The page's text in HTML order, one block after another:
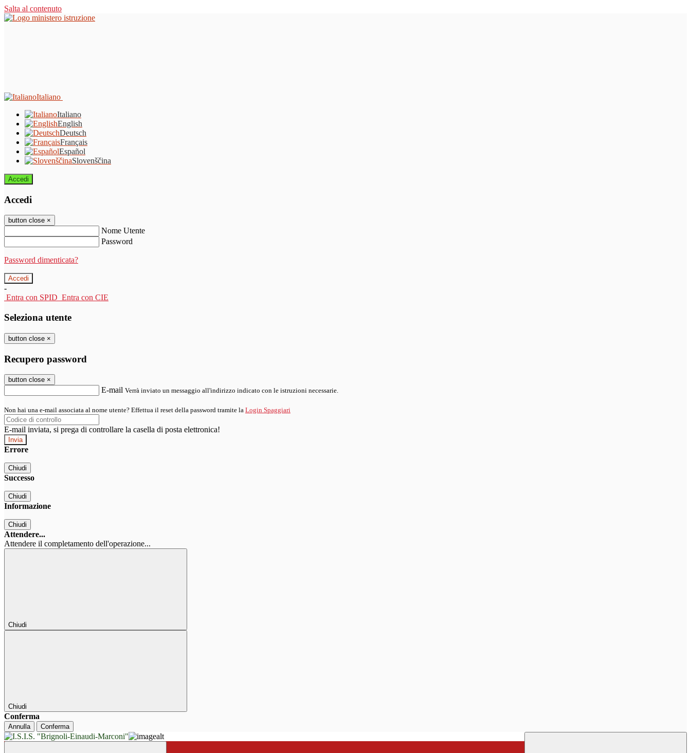
Salta al contenuto
Italiano
Italiano
English
Deutsch
Français
Español
Slovenščina
Accedi
Accedi
button close ×
Nome Utente
Password
Password dimenticata?
-
Entra con SPID Entra con CIE
Seleziona utente
button close ×
Recupero password
button close ×
E-mail Verrà inviato un messaggio all'indirizzo indicato con le istruzioni necessarie.
Non hai una e-mail associata al nome utente? Effettua il reset della password tramite la Login Spaggiari
E-mail inviata, si prega di controllare la casella di posta elettronica!
Errore
Chiudi
Successo
Chiudi
Informazione
Chiudi
Attendere...
Attendere il completamento dell'operazione...
Chiudi
Chiudi
Conferma
Annulla Conferma